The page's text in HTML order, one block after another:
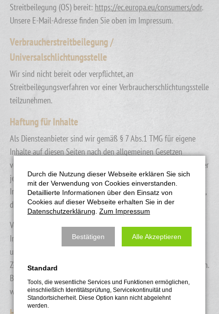
Streitbeilegung (OS) bereit: https://ec.europa.eu/consumers/odr.
Unsere E-Mail-Adresse finden Sie oben im Impressum.
Verbraucherstreitbeilegung /
Universalschlichtungsstelle
Wir sind nicht bereit oder verpflichtet, an
Streitbeilegungsverfahren vor einer Verbraucherschlichtungsstelle
teilzunehmen.
Haftung für Inhalte
Als Diensteanbieter sind wir gemäß § 7 Abs.1 TMG für eigene
Inhalte auf diesen Seiten nach den allgemeinen Gesetzen
verantwortlich. Nach §§ 8 bis 10 TMG sind wir als Diensteanbieter
jedoch nicht verpflichtet, übermittelte oder gespeicherte fremde
Informationen zu überwachen oder nach Umständen zu forschen,
die auf eine rechtswidrige Tätigkeit hinweisen.
Verpflichtungen zur Entfernung oder Sperrung der Nutzung von
Informationen nach den allgemeinen Gesetzen bleiben hiervon
unberührt. Eine diesbezügliche Haftung ist jedoch erst ab dem
Zeitpunkt der Kenntnis einer konkreten Rechtsverletzung möglich.
Bei Bekanntwerden von entsprechenden Rechtsverletzungen
werden wir diese Inhalte umgehend entfernen.
Durch die Nutzung dieser Webseite erklären Sie sich
mit der Verwendung von Cookies einverstanden.
Detaillierte Informationen über den Einsatz von
Cookies auf dieser Webseite erhalten Sie in der
Datenschutzerklärung Zum Impressum
Bestätigen Alle Akzeptieren
Standard
Tools, die wesentliche Services und Funktionen ermöglichen,
einschließlich Identitätsprüfung, Servicekontinuität und
Standortsicherheit. Diese Option kann nicht abgelehnt
werden.